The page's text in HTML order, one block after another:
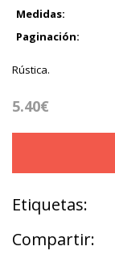
Medidas:
Paginación:
Rústica.
5.40€
Etiquetas:
Compartir: